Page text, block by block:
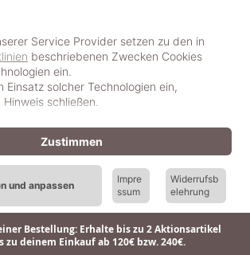
Bestellung: Erhalte bis zu 2 Aktionsartikel
zu deinem Einkauf ab 120€ bzw. 240€.
GmbH
Service Provider setzen zu den in
beschriebenen Zwecken Cookies
ein.
Einsatz solcher Technologien ein,
schließen.
und anpassen
Impre
ssum
Widerrufsb
elehrung
Zustimmen